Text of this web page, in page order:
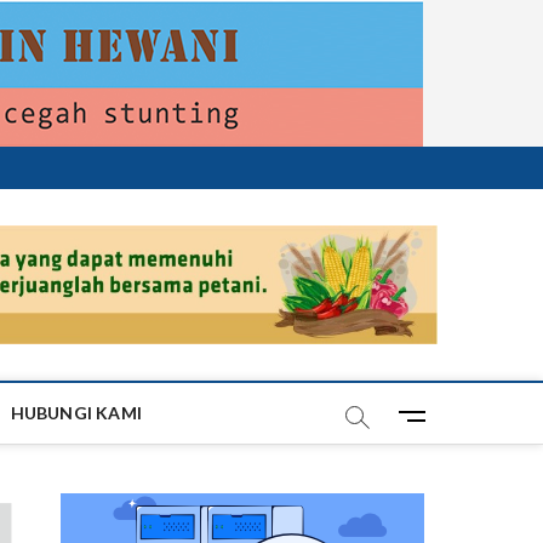
HUBUNGI KAMI
n